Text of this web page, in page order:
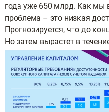
года уже 650 млрд. Как мы
проблема – это низкая
Прогнозируется, что до
Но затем вырастет в